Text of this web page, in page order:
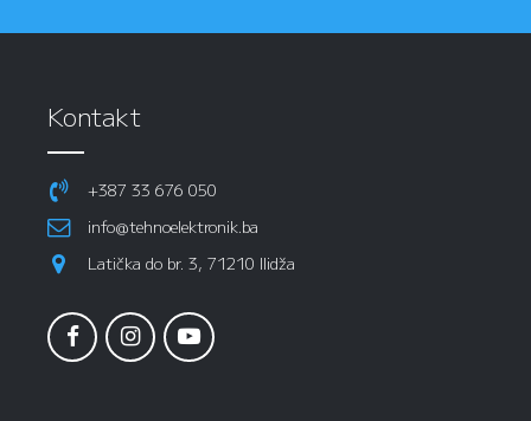
Kontakt
+387 33 676 050
info@tehnoelektronik.ba
Latička do br. 3, 71210 Ilidža